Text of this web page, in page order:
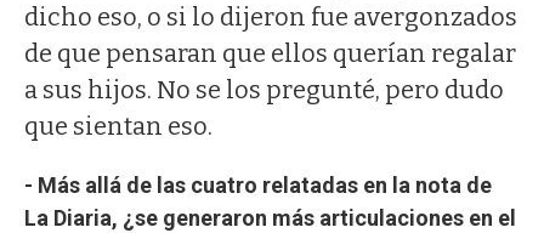
dicho eso, o si lo dijeron fue avergonzados
de que pensaran que ellos querían regalar
a sus hijos. No se los pregunté, pero dudo
que sientan eso.
- Más allá de las cuatro relatadas en la nota de
La Diaria, ¿se generaron más articulaciones en el